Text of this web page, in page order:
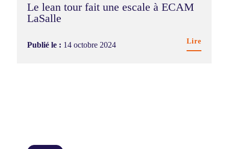
Le lean tour fait une escale à ECAM
LaSalle
Publié le : 14 octobre 2024 Lire